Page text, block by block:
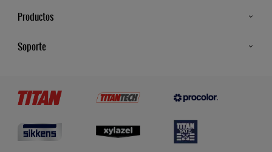
Productos
Soporte
Termos e Condições Gerais de Venda